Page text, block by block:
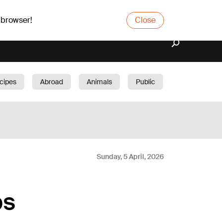
Close
Abroad Animals
Public
Sunday, 5 April, 2026